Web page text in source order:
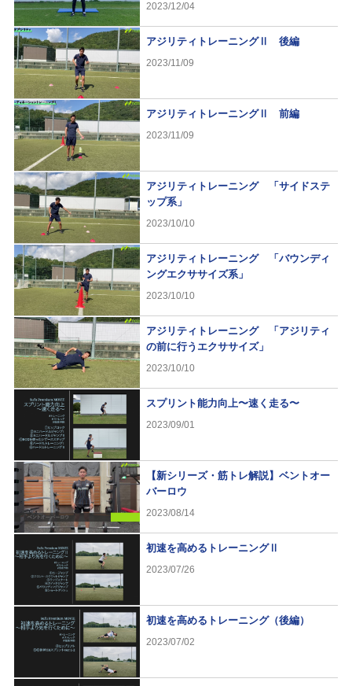
2023/12/04
アジリティトレーニングⅡ 後編
2023/11/09
アジリティトレーニングⅡ 前編
2023/11/09
アジリティトレーニング 「サイドステ
ップ系」
2023/10/10
アジリティトレーニング 「バウンディ
ングエクササイズ系」
2023/10/10
アジリティトレーニング 「アジリティ
の前に行うエクササイズ」
2023/10/10
スプリント能力向上〜速く走る〜
2023/09/01
【新シリーズ・筋トレ解説】ベントオー
バーロウ
2023/08/14
初速を高めるトレーニングⅡ
2023/07/26
初速を高めるトレーニング（後編）
2023/07/02